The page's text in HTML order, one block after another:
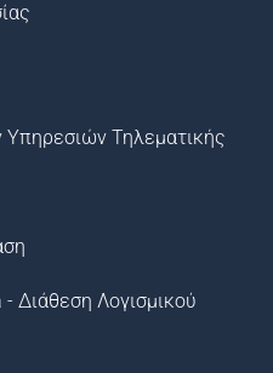
Υπηρεσιών Τηλεματικής
Διάθεση Λογισμικού